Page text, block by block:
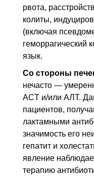
рвота,
колиты,
(включая
геморрагический
язык.
Со стороны
нечасто —
ACT и/или АЛТ.
пациентов,
лактамными
значимость его
гепатит и
явление
терапию